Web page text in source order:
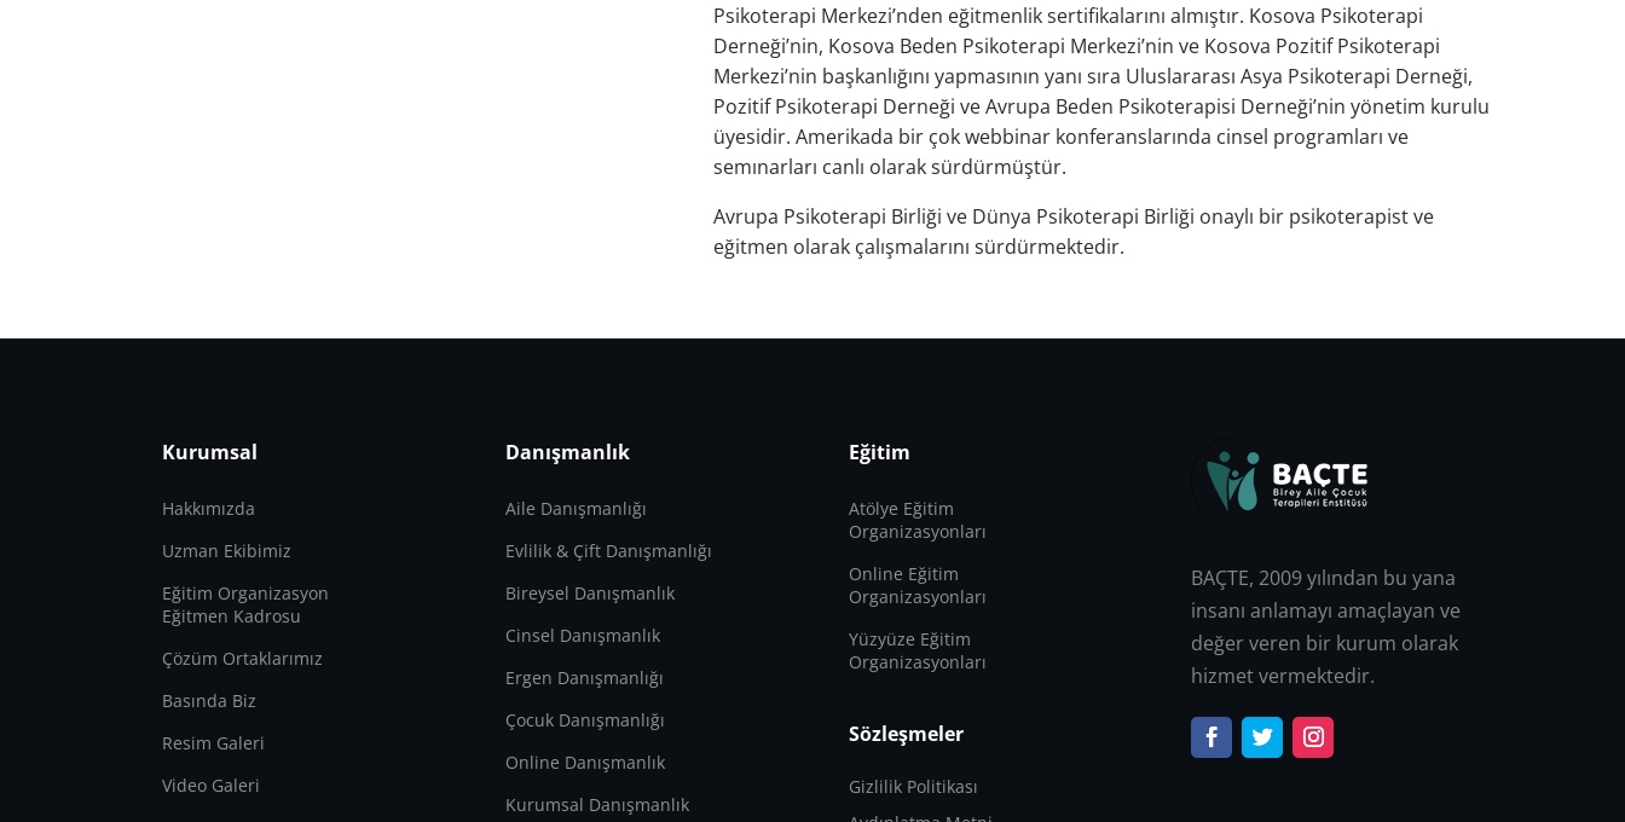
Psikoterapi Merkezi’nden eğitmenlik sertifikalarını almıştır. Kosova Psikoterapi
Derneği’nin, Kosova Beden Psikoterapi Merkezi’nin ve Kosova Pozitif Psikoterapi
Merkezi’nin başkanlığını yapmasının yanı sıra Uluslararası Asya Psikoterapi Derneği,
Pozitif Psikoterapi Derneği ve Avrupa Beden Psikoterapisi Derneği’nin yönetim kurulu
üyesidir. Amerikada bir çok webbinar konferanslarında cinsel programları ve
semınarları canlı olarak sürdürmüştür.
Avrupa Psikoterapi Birliği ve Dünya Psikoterapi Birliği onaylı bir psikoterapist ve
eğitmen olarak çalışmalarını sürdürmektedir.
Kurumsal
Hakkımızda
Uzman Ekibimiz
Eğitim Organizasyon
Eğitmen Kadrosu
Çözüm Ortaklarımız
Basında Biz
Resim Galeri
Video Galeri
Danışmanlık
Aile Danışmanlığı
Evlilik & Çift Danışmanlığı
Bireysel Danışmanlık
Cinsel Danışmanlık
Ergen Danışmanlığı
Çocuk Danışmanlığı
Online Danışmanlık
Kurumsal Danışmanlık
Eğitim
Atölye Eğitim
Organizasyonları
Online Eğitim
Organizasyonları
Yüzyüze Eğitim
Organizasyonları
Sözleşmeler
Gizlilik Politikası
BAÇTE, 2009 yılından bu yana
insanı anlamayı amaçlayan ve
değer veren bir kurum olarak
hizmet vermektedir.